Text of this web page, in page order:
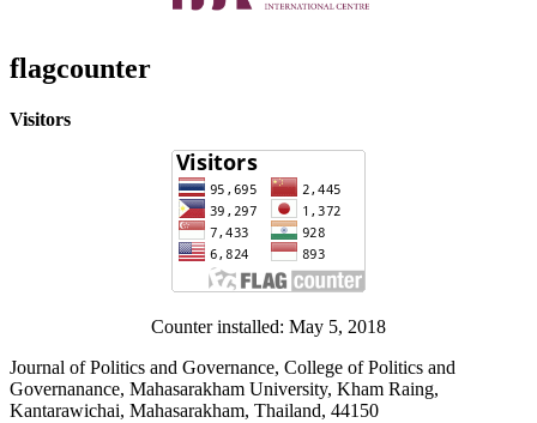
flagcounter
Visitors
Counter installed: May 5, 2018
Journal of Politics and Governance, College of Politics and
Governanance, Mahasarakham University, Kham Raing,
Kantarawichai, Mahasarakham, Thailand, 44150